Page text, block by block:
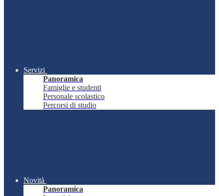
Servizi
Panoramica
Famiglie e studenti
Personale scolastico
Percorsi di studio
Novità
Panoramica